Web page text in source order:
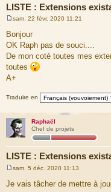
LISTE : Extensions
e
s
s
a
g
e
sam. 22 févr. 2020 11:21
Bonjour
OK Raph pas de souci....
De mon coté toutes mes
toutes
A+
Traduire en
Raphaël
Chef de projets
LISTE : Extensions
s
sam. 5 déc. 2020 11:13
Je vais tâcher de mettre à